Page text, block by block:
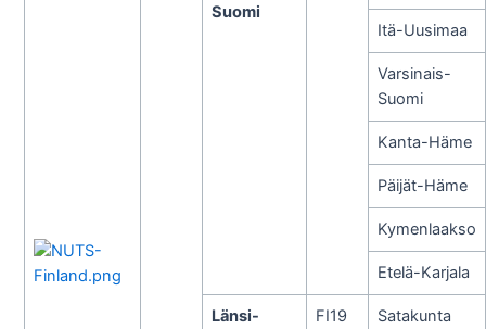
Suomi
Itä-Uusimaa
Varsinais-
Suomi
Kanta-Häme
Päijät-Häme
Kymenlaakso
Etelä-Karjala
Länsi-
FI19 Satakunta